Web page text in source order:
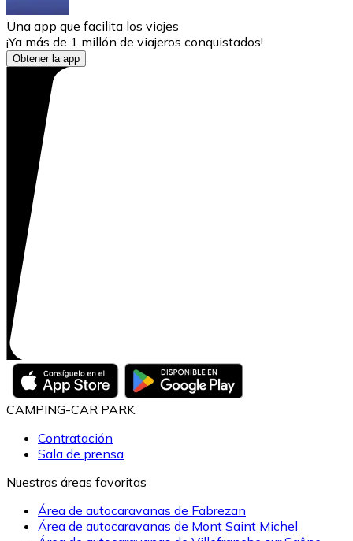
Una app que facilita los viajes
¡Ya más de 1 millón de viajeros conquistados!
Obtener la app
CAMPING-CAR PARK
Contratación
Sala de prensa
Nuestras áreas favoritas
Área de autocaravanas de Fabrezan
Área de autocaravanas de Mont Saint Michel